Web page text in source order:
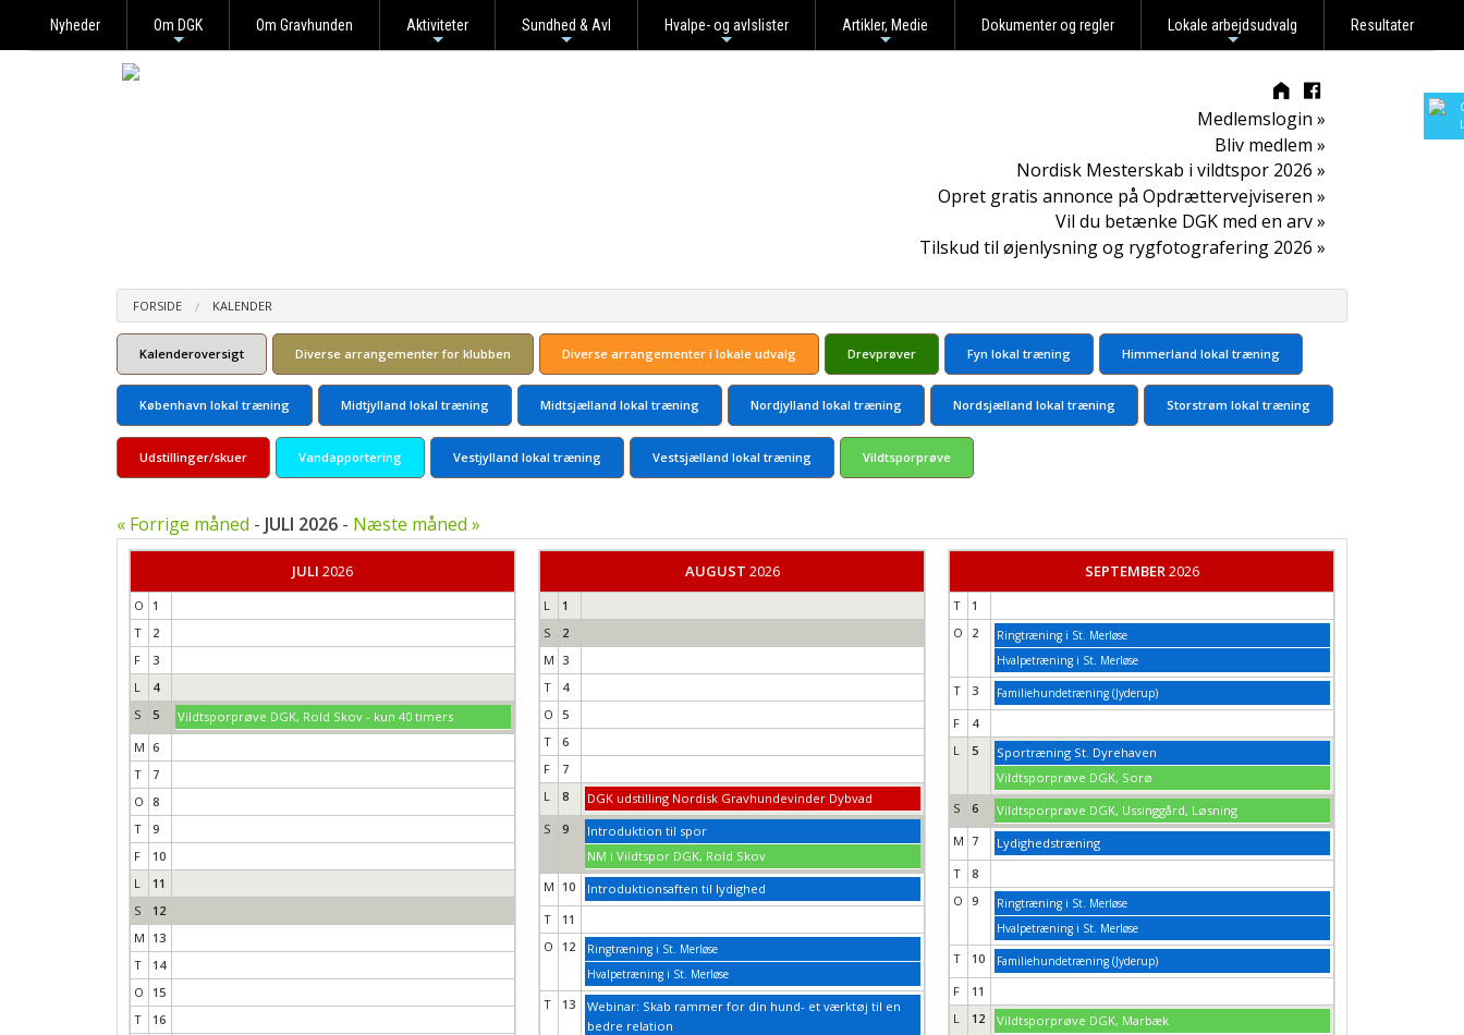
Nyheder Om DGK Om Gravhunden Aktiviteter Sundhed & Avl Hvalpe- og avlslister Artikler, Medie Dokumenter og regler Lokale arbejdsudvalg Resultater
Medlemslogin »
Bliv medlem »
Nordisk Mesterskab i vildtspor 2026 »
Opret gratis annonce på Opdrættervejviseren »
Vil du betænke DGK med en arv »
Tilskud til øjenlysning og rygfotografering 2026 »
FORSIDE KALENDER
Kalenderoversigt Diverse arrangementer for klubben Diverse arrangementer i lokale udvalg Drevprøver Fyn lokal træning Himmerland lokal træning
København lokal træning Midtjylland lokal træning Midtsjælland lokal træning Nordjylland lokal træning Nordsjælland lokal træning Storstrøm lokal træning
Udstillinger/skuer Vandapportering Vestjylland lokal træning Vestsjælland lokal træning Vildtsporprøve
« Forrige måned - JULI 2026 - Næste måned »
JULI 2026
O
1
T
2
F
3
L
4
S
5
Vildtsporprøve DGK, Rold Skov - kun 40 timers
M 6
T
7
O 8
T
9
F
10
L
11
S
12
M 13
T
14
O
15
T
16
AUGUST 2026
L
1
S
2
M 3
T
4
O
5
T
6
F
7
L
8
DGK udstilling Nordisk Gravhundevinder Dybvad
S
9
Introduktion til spor
NM i Vildtspor DGK, Rold Skov
M 10
Introduktionsaften til lydighed
T
11
O
12
Ringtræning i St. Merløse
Hvalpetræning i St. Merløse
T 13
Webinar: Skab rammer for din hund- et værktøj til en
bedre relation
SEPTEMBER2026
T
1
O
2
Ringtræning i St. Merløse
Hvalpetræning i St. Merløse
T 3 Familiehundetræning (Jyderup)
F
4
L
5
Sportræning St. Dyrehaven
Vildtsporprøve DGK, Sorø
S
6
Vildtsporprøve DGK, Ussinggård, Løsning
M 7
Lydighedstræning
T
8
O 9
Ringtræning i St. Merløse
Hvalpetræning i St. Merløse
T 10 Familiehundetræning (Jyderup)
F
11
L
12
Vildtsporprøve DGK, Marbæk